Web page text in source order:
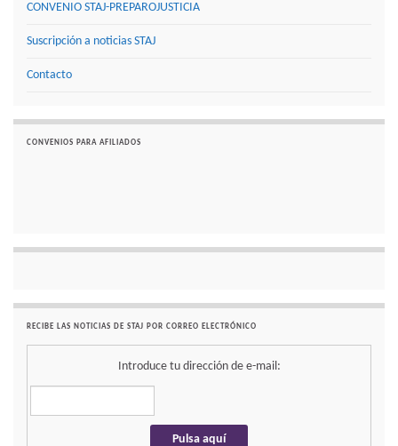
CONVENIO STAJ-PREPAROJUSTICIA
Suscripción a noticias STAJ
Contacto
CONVENIOS PARA AFILIADOS